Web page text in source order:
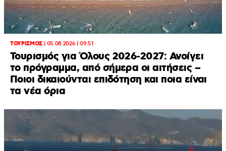
ΤΟΥΡΙΣΜΟΣ| 05.08.2026 | 09:51
Τουρισμός για Όλους 2026-2027: Ανοίγει
το πρόγραμμα, από σήμερα οι αιτήσεις –
Ποιοι δικαιούνται επιδότηση και ποια είναι
τα νέα όρια